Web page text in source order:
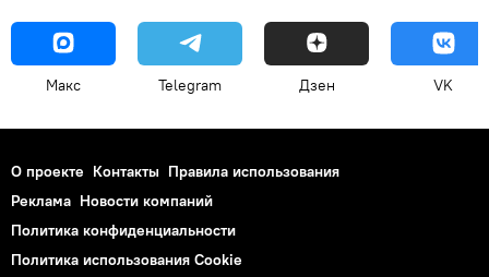
Макс Telegram Дзен VK
О проекте Контакты Правила использования
Реклама Новости компаний
Политика конфиденциальности
Политика использования Cookie